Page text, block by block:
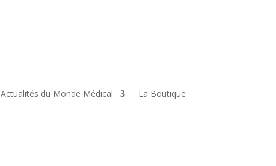
Actualités du Monde Médical La Boutique